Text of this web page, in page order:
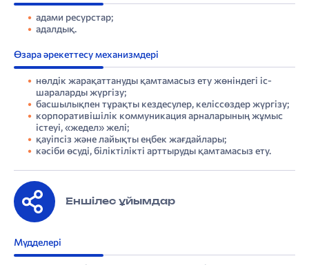
адами ресурстар;
адалдық.
Өзара әрекеттесу механизмдері
нөлдік жарақаттануды қамтамасыз ету жөніндегі іс-
шараларды жүргізу;
басшылықпен тұрақты кездесулер, келіссөздер жүргізу;
корпоративішілік коммуникация арналарының жұмыс
істеуі, «жедел» желі;
қауіпсіз және лайықты еңбек жағдайлары;
кәсіби өсуді, біліктілікті арттыруды қамтамасыз ету.
Еншілес ұйымдар
Мүдделері